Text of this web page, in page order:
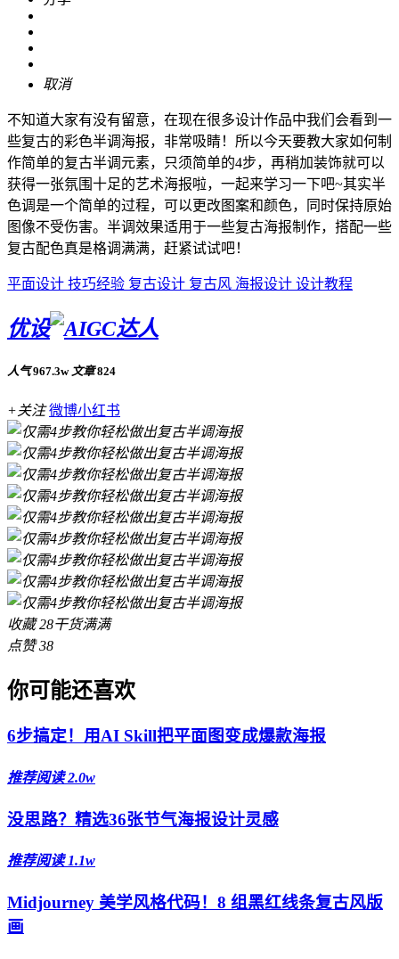
取消
不知道大家有没有留意，在现在很多设计作品中我们会看到一
些复古的彩色半调海报，非常吸睛！所以今天要教大家如何制
作简单的复古半调元素，只须简单的4步，再稍加装饰就可以
获得一张氛围十足的艺术海报啦，一起来学习一下吧~其实半
色调是一个简单的过程，可以更改图案和颜色，同时保持原始
图像不受伤害。半调效果适用于一些复古海报制作，搭配一些
复古配色真是格调满满，赶紧试试吧！
平面设计 技巧经验 复古设计 复古风 海报设计 设计教程
优设
人气 967.3w 文章 824
+关注 微博小红书
收藏 28干货满满
点赞 38
你可能还喜欢
6步搞定！用AI Skill把平面图变成爆款海报
推荐阅读 2.0w
没思路？精选36张节气海报设计灵感
推荐阅读 1.1w
Midjourney 美学风格代码！8 组黑红线条复古风版
画